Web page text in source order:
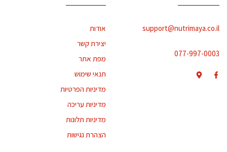
support@nutrimaya.co.il
077-997-0003
אודות
יצירת קשר
מפת אתר
תנאי שימוש
מדיניות הפרטיות
מדיניות עריכה
מדיניות תלונות
הצהרת נגישות